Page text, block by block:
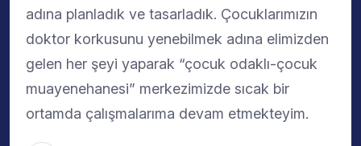
adına planladık ve tasarladık. Çocuklarımızın
doktor korkusunu yenebilmek adına elimizden
gelen her şeyi yaparak “çocuk odaklı-çocuk
muayenehanesi” merkezimizde sıcak bir
ortamda çalışmalarıma devam etmekteyim.